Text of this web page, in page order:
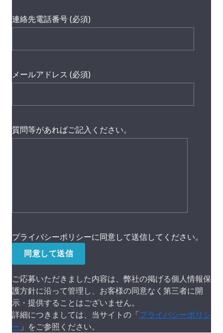
連絡先電話番号 (必須)
メールアドレス (必須)
質問等があればご記入ください。
プライバシーポリシーに同意して送信してください。
ご応募いただきました内容は、弊社の掲げる個人情報保
護方針に沿って管理し、お客様の同意なく第三者に開
示・提供することはございません。
詳細につきましては、当サイトの「プライバシーポリシ
ー 」をご参照ください。